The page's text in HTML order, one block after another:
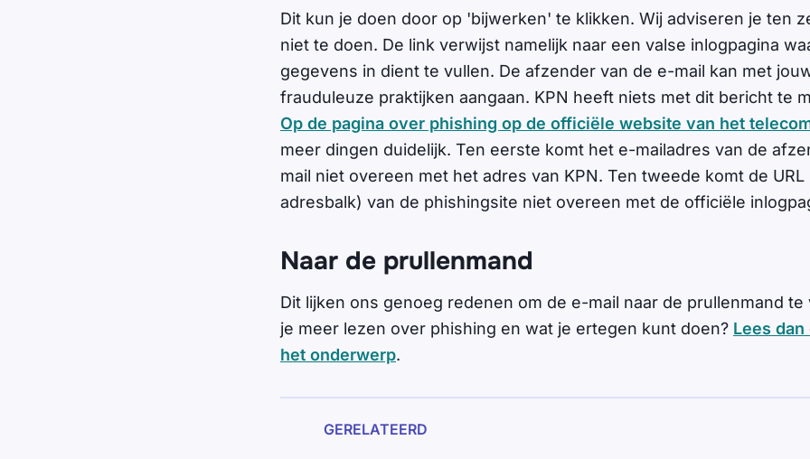
Dit kun je doen door op 'bijwerken' te klikken. Wij adviseren je ten
niet te doen. De link verwijst namelijk naar een valse inlogpagina
gegevens in dient te vullen. De afzender van de e-mail kan met
frauduleuze praktijken aangaan. KPN heeft niets met dit bericht te
Op de pagina over phishing op de officiële website van het
meer dingen duidelijk. Ten eerste komt het e-mailadres van de
mail niet overeen met het adres van KPN. Ten tweede komt de URL
adresbalk) van de phishingsite niet overeen met de officiële
Naar de prullenmand
Dit lijken ons genoeg redenen om de e-mail naar de prullenmand te
je meer lezen over phishing en wat je ertegen kunt doen? Lees
het onderwerp.
GERELATEERD